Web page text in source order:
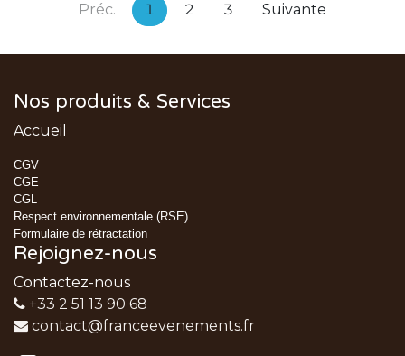
Préc. 1 2 3 Suivante
Nos produits & Services
Accueil
CGV
CGE
CGL
Respect environnementale (RSE)
Formulaire de rétractation
Rejoignez-nous
Contactez-nous
+33 2 51 13 90 68
contact@franceevenements.fr